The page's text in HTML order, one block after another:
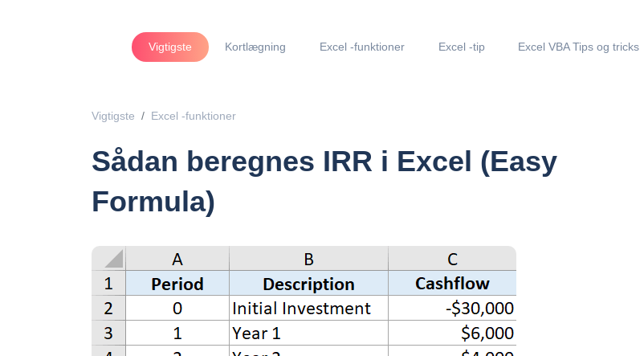
Vigtigste Kortlægning Excel -funktioner Excel -tip Excel VBA Tips og tricks
Vigtigste Excel -funktioner
Sådan beregnes IRR i Excel (Easy
Formula)